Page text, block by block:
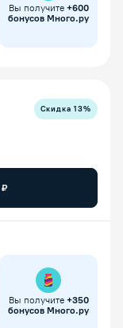
Вы получите +600
бонусов Много.ру
Скидка13%
₽
Вы получите +350
бонусов Много.ру